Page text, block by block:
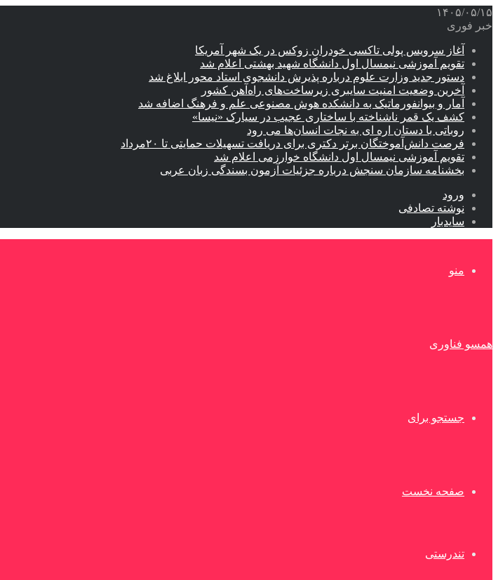
۱۴۰۵/۰۵/۱۵
خبر فوری
آغاز سرویس پولی تاکسی خودران زوکس در یک شهر آمریکا
تقویم آموزشی نیمسال اول دانشگاه شهید بهشتی اعلام شد
دستور جدید وزارت علوم درباره پذیرش دانشجوی استاد محور ابلاغ شد
آخرین وضعیت امنیت سایبری زیرساخت‌های راه‌آهن کشور
آمار و بیوانفورماتیک به دانشکده هوش مصنوعی علم و فرهنگ اضافه شد
کشف یک قمر ناشناخته با ساختاری عجیب در سیارک «نیسا»
روباتی با دستان اره ای به نجات انسان‌ها می رود
فرصت دانش‌آموختگان برتر دکتری‌ برای دریافت تسهیلات حمایتی تا ۲۰مرداد
تقویم آموزشی نیمسال اول دانشگاه خوارزمی اعلام شد
بخشنامه سازمان سنجش درباره جزئیات آزمون بسندگی زبان عربی
ورود
نوشته تصادفی
سایدبار
منو
همسو فناوری
جستجو برای
صفحه نخست
تندرستی